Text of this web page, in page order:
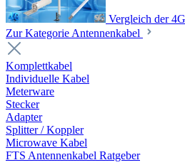
Vergleich der
Zur Kategorie Antennenkabel
Komplettkabel
Individuelle Kabel
Meterware
Stecker
Adapter
Splitter / Koppler
Microwave Kabel
FTS Antennenkabel Ratgeber